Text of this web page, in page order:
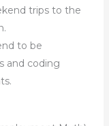
trips to the
to be
and coding